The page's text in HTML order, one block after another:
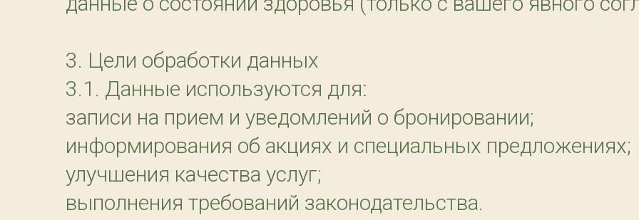
3. Цели обработки данных
3.1. Данные используются для:
записи на прием и уведомлений о бронировании;
информирования об акциях и специальных предложениях;
улучшения качества услуг;
выполнения требований законодательства.